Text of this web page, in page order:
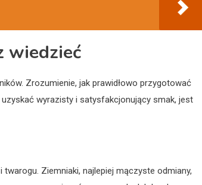
wiedzieć
Zrozumienie, jak prawidłowo przygotować
uzyskać wyrazisty i satysfakcjonujący smak, jest
Ziemniaki, najlepiej mączyste odmiany,